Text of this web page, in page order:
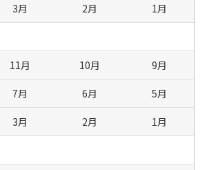
3月 2月 1月
11月 10月 9月
7月 6月 5月
3月 2月 1月